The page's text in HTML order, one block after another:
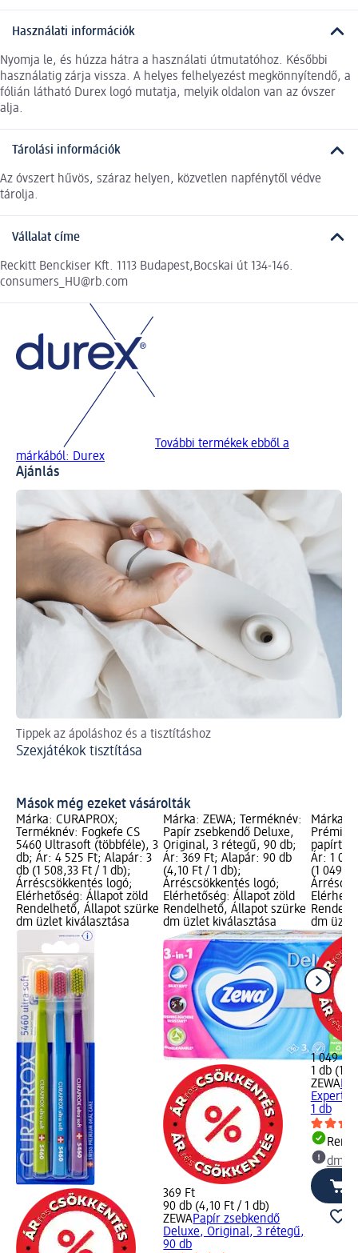
Használati információk
Nyomja le, és húzza hátra a használati útmutatóhoz. Későbbi
használatig zárja vissza. A helyes felhelyezést megkönnyítendő, a
fólián látható Durex logó mutatja, melyik oldalon van az óvszer
alja.
Tárolási információk
Az óvszert hűvös, száraz helyen, közvetlen napfénytől védve
tárolja.
Vállalat címe
Reckitt Benckiser Kft. 1113 Budapest,Bocskai út 134-146.
consumers_HU@rb.com
További termékek ebből a
márkából: Durex
Ajánlás
Tippek az ápoláshoz és a tisztításhoz
Szexjátékok tisztítása
Mások még ezeket vásárolták
Márka: CURAPROX;
Terméknév: Fogkefe CS
5460 Ultrasoft (többféle), 3
db; Ár: 4 525 Ft; Alapár: 3
db (1 508,33 Ft / 1 db);
Árréscsökkentés logó;
Elérhetőség: Állapot zöld
Rendelhető, Állapot szürke
dm üzlet kiválasztása
Márka: ZEWA; Terméknév:
Papír zsebkendő Deluxe,
Original, 3 rétegű, 90 db;
Ár: 369 Ft; Alapár: 90 db
(4,10 Ft / 1 db);
Árréscsökkentés logó;
Elérhetőség: Állapot zöld
Rendelhető, Állapot szürke
dm üzlet kiválasztása
369 Ft
90 db (4,10 Ft / 1 db)
ZEWAPapír zsebkendő
Deluxe, Original, 3 rétegű,
90 db
Márka:
Ár: 1
(1
dm
1 049 Ft
1 db (1
ZEWA
Expert
1 db
dm